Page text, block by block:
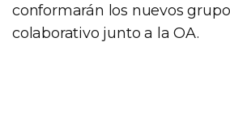
conformarán los nuevos
colaborativo junto a la OA.